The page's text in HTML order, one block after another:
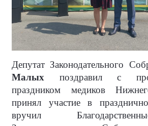
Депутат Законодательного
Малых поздравил с
праздником медиков
принял участие в
вручил